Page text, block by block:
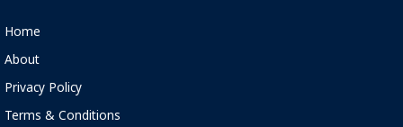
Home
About
Privacy Policy
Terms & Conditions